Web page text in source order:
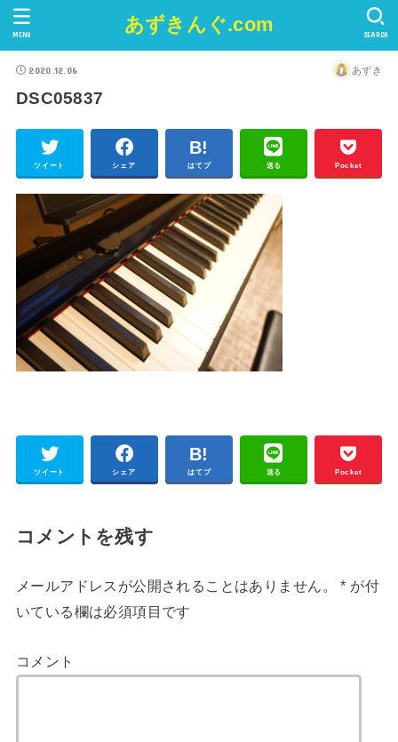
あずきんぐ.com SEARCH
MENU
2020.12.06 あずき
DSC05837
ツイート シェア はてブ 送る Pocket
ツイート シェア はてブ 送る Pocket
コメントを残す
メールアドレスが公開されることはありません。 * が付
いている欄は必須項目です
コメント